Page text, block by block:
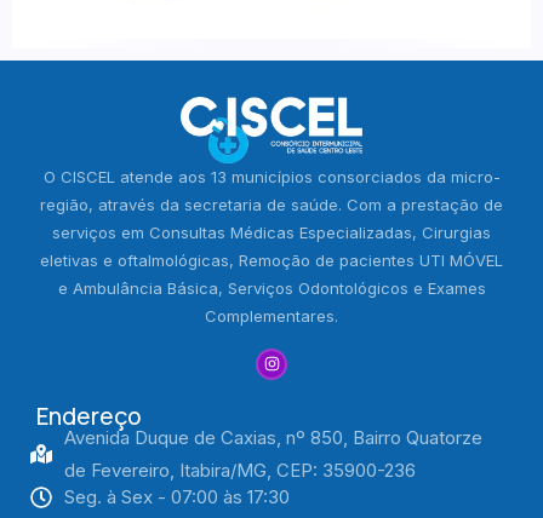
O CISCEL atende aos 13 municípios consorciados da micro-
região, através da secretaria de saúde. Com a prestação de
serviços em Consultas Médicas Especializadas, Cirurgias
eletivas e oftalmológicas, Remoção de pacientes UTI MÓVEL
e Ambulância Básica, Serviços Odontológicos e Exames
Complementares.
Endereço
Avenida Duque de Caxias, nº 850, Bairro Quatorze
de Fevereiro, Itabira/MG, CEP: 35900-236
Seg. à Sex - 07:00 às 17:30